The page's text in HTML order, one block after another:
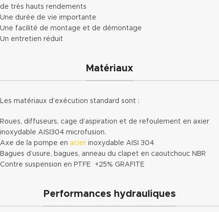
de très hauts rendements
Une durée de vie importante
Une facilité de montage et de démontage
Un entretien réduit
Matériaux
Les matériaux d’exécution standard sont :
Roues, diffuseurs, cage d’aspiration et de refoulement en axier
inoxydable AISI304 microfusion.
Axe de la pompe en acier inoxydable AISI 304
Bagues d’usure, bagues, anneau du clapet en caoutchouc NBR
Contre suspension en PTFE +25% GRAFITE
Performances hydrauliques